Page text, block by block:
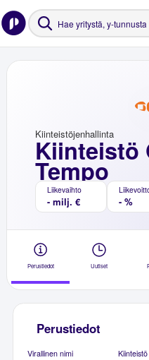
Kiinteistö
Tempo
Kiinteistöjenhallinta
Liikevaihto
- milj. € - %
Perustiedot Uutiset
Perustiedot
Virallinen nimi